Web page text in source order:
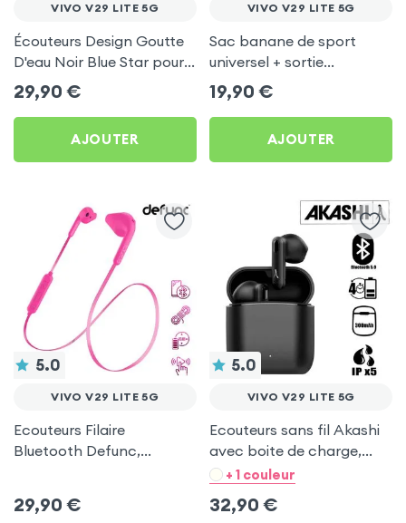
VIVO V29 LITE 5G
Écouteurs Design Goutte
D'eau Noir Blue Star pour
Vivo V29 Lite 5G
29,90 €
AJOUTER
VIVO V29 LITE 5G
Sac banane de sport
universel + sortie
écouteurs - Noir
19,90 €
AJOUTER
5.0
VIVO V29 LITE 5G
Ecouteurs Filaire
Bluetooth Defunc,
Microphone, Autonomie
29,90 €
5.0
VIVO V29 LITE 5G
Ecouteurs sans fil Akashi
avec boite de charge,
Bluetooth 5.0 Autonomies
V29 Lite 5G
+ 1 couleur
32,90 €